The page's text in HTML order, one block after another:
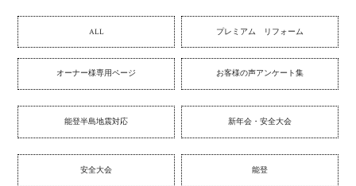
ALL プレミアム リフォーム
オーナー様専用ページ お客様の声アンケート集
能登半島地震対応 新年会・安全大会
安全大会 能登